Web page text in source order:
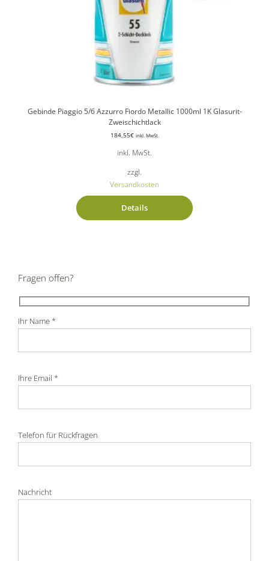
Gebinde Piaggio 5/6 Azzurro Fiordo Metallic 1000ml 1K Glasurit-
Zweischichtlack
184,55€ inkl. MwSt.
inkl. MwSt.
zzgl.
Versandkosten
Details
Fragen offen?
Ihr Name *
Ihre Email *
Telefon für Rückfragen
Nachricht